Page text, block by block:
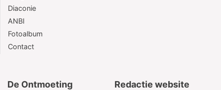
Diaconie
ANBI
Fotoalbum
Contact
De Ontmoeting
Redactie website